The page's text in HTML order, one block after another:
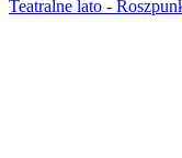
Teatralne lato -